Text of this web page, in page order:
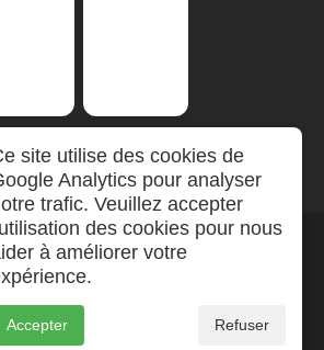
site utilise des cookies de
Analytics pour analyser
trafic. Veuillez accepter
des cookies pour nous
à améliorer votre
Accepter Refuser